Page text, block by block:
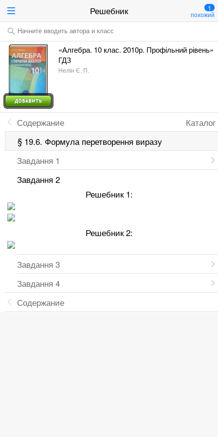
Решебник 1
похожий
Начните вводить автора и класс
«Алгебра. 10 клас. 2010р. Профільний рівень»
ГДЗ
Нелін Є. П.
Каталог
Содержание
§ 19.6. Формула перетворення виразу
Завдання 1
Завдання 2
Решебник 1:
Решебник 2:
Завдання 3
Завдання 4
Содержание